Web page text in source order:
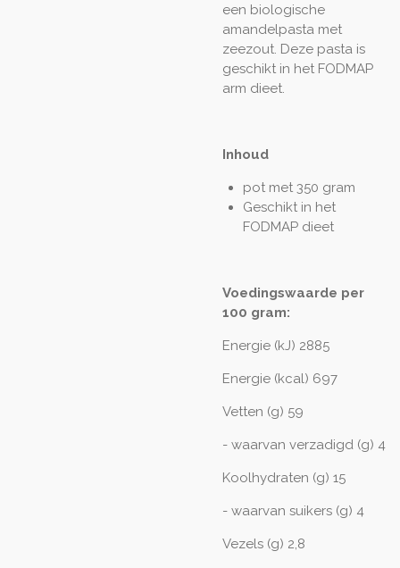
een biologische
amandelpasta met
zeezout. Deze pasta is
geschikt in het FODMAP
arm dieet.
Inhoud
pot met 350 gram
Geschikt in het
FODMAP dieet
Voedingswaarde per
100 gram:
Energie (kJ) 2885
Energie (kcal) 697
Vetten (g) 59
- waarvan verzadigd (g) 4
Koolhydraten (g) 15
- waarvan suikers (g) 4
Vezels (g) 2,8